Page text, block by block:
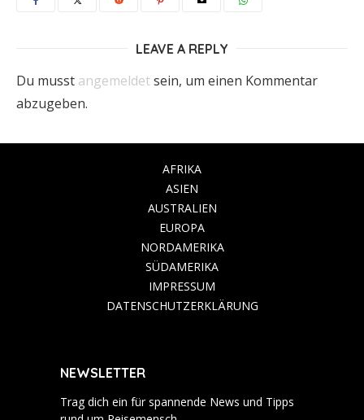
LEAVE A REPLY
Du musst angemeldetsein, um einen Kommentar
abzugeben.
AFRIKA
ASIEN
AUSTRALIEN
EUROPA
NORDAMERIKA
SÜDAMERIKA
IMPRESSUM
DATENSCHUTZERKLÄRUNG
NEWSLETTER
Trag dich ein für spannende News und Tipps